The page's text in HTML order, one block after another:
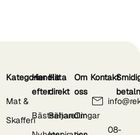
Kategorier
Mat &
Skafferi
Handla
efter
Bästsäljare
Hitta
direkt
Behandlingar
Om
oss
Om
Kontakt
08-